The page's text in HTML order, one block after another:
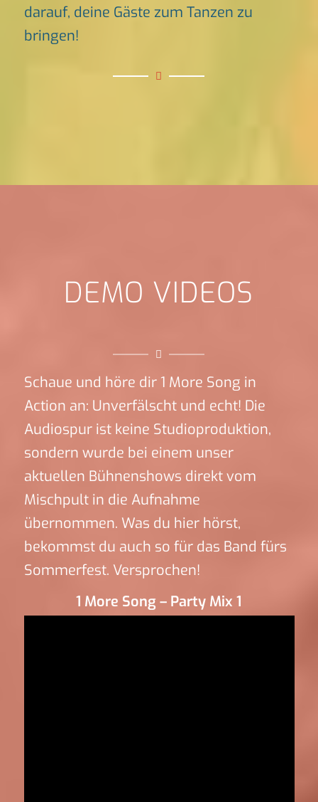
darauf, deine Gäste zum Tanzen zu
bringen!
DEMO VIDEOS
Schaue und höre dir 1 More Song in
Action an: Unverfälscht und echt! Die
Audiospur ist keine Studioproduktion,
sondern wurde bei einem unser
aktuellen Bühnenshows direkt vom
Mischpult in die Aufnahme
übernommen. Was du hier hörst,
bekommst du auch so für das Band fürs
Sommerfest. Versprochen!
1 More Song – Party Mix 1